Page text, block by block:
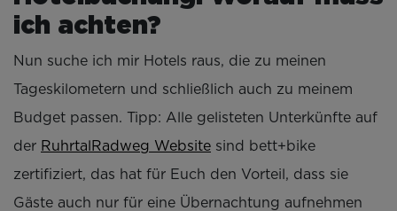
ich achten?
Nun suche ich mir Hotels raus, die zu meinen
Tageskilometern und schließlich auch zu meinem
Budget passen. Tipp: Alle gelisteten Unterkünfte auf
der RuhrtalRadweg Website sind bett+bike
zertifiziert, das hat für Euch den Vorteil, dass sie
Gäste auch nur für eine Übernachtung aufnehmen